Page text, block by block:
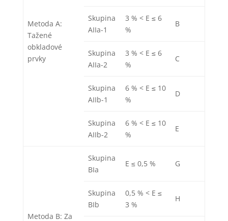
Metoda A:
Tažené
obkladové
prvky
Skupina
AIIa-1
3 % < E ≤ 6
%
B
Skupina
AIIa-2
3 % < E ≤ 6
%
C
Skupina
AIIb-1
6 % < E ≤ 10
%
D
Skupina
AIIb-2
6 % < E ≤ 10
%
E
Metoda B: Za
Skupina
BIa
E ≤ 0,5 % G
Skupina
BIb
0,5 % < E ≤
3 %
H